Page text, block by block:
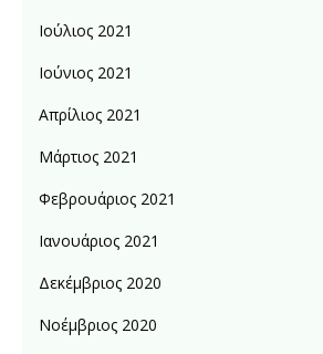
Ιούλιος 2021
Ιούνιος 2021
Απρίλιος 2021
Μάρτιος 2021
Φεβρουάριος 2021
Ιανουάριος 2021
Δεκέμβριος 2020
Νοέμβριος 2020